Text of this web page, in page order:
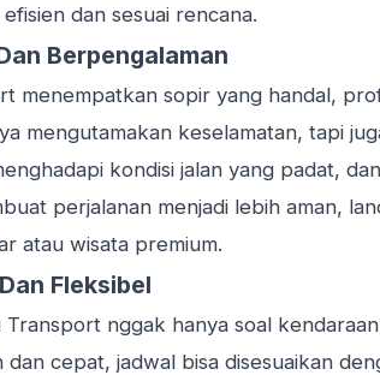
dan sesuai rencana.
Berpengalaman
menempatkan sopir yang handal,
mengutamakan keselamatan, tapi
kondisi jalan yang padat,
perjalanan menjadi lebih aman,
atau wisata premium.
Fleksibel
Transport nggak hanya soal
dan cepat, jadwal bisa disesuaikan